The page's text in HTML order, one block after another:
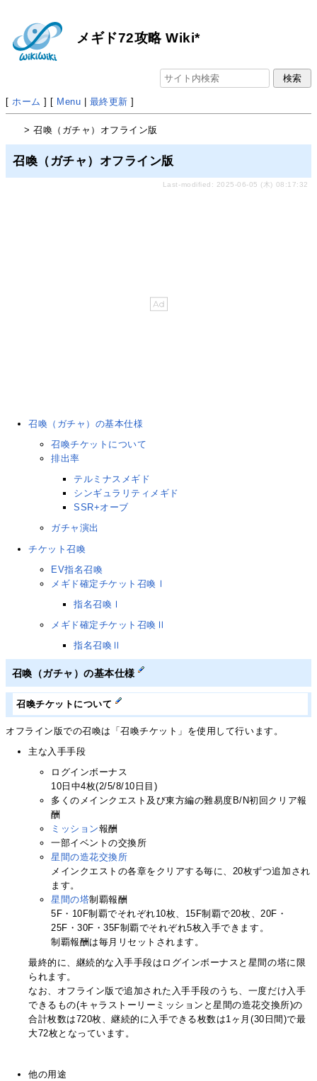
メギド72攻略 Wiki*
[ ホーム ] [ Menu | 最終更新 ]
> 召喚（ガチャ）オフライン版
召喚（ガチャ）オフライン版
Last-modified: 2025-06-05 (木) 08:17:32
召喚（ガチャ）の基本仕様
召喚チケットについて
排出率
テルミナスメギド
シンギュラリティメギド
SSR+オーブ
ガチャ演出
チケット召喚
EV指名召喚
メギド確定チケット召喚Ⅰ
指名召喚Ⅰ
メギド確定チケット召喚Ⅱ
指名召喚Ⅱ
召喚（ガチャ）の基本仕様
召喚チケットについて
オフライン版での召喚は「召喚チケット」を使用して行います。
主な入手手段
ログインボーナス
10日中4枚(2/5/8/10日目)
多くのメインクエスト及び東方編の難易度B/N初回クリア報
酬
ミッション報酬
一部イベントの交換所
星間の造花交換所
メインクエストの各章をクリアする毎に、20枚ずつ追加され
ます。
星間の塔制覇報酬
5F・10F制覇でそれぞれ10枚、15F制覇で20枚、20F・
25F・30F・35F制覇でそれぞれ5枚入手できます。
制覇報酬は毎月リセットされます。
最終的に、継続的な入手手段はログインボーナスと星間の塔に限
られます。
なお、オフライン版で追加された入手手段のうち、一度だけ入手
できるもの(キャラストーリーミッションと星間の造花交換所)の
合計枚数は720枚、継続的に入手できる枚数は1ヶ月(30日間)で最
大72枚となっています。
他の用途